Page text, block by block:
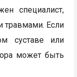
специалист,
травмами. Если
суставе или
может быть